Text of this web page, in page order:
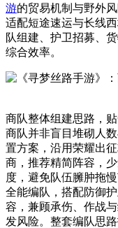
游的贸易机制与野外
适配短途速运与长线
队组建、护卫招募、
综合效率。
商队整体组建思路，
商队并非盲目堆砌人
置方案，沿用荣耀出
商，推荐精简阵容，
度，避免队伍臃肿拖
全能编队，搭配防御
容，兼顾承伤、作战
发风险。整套编队思